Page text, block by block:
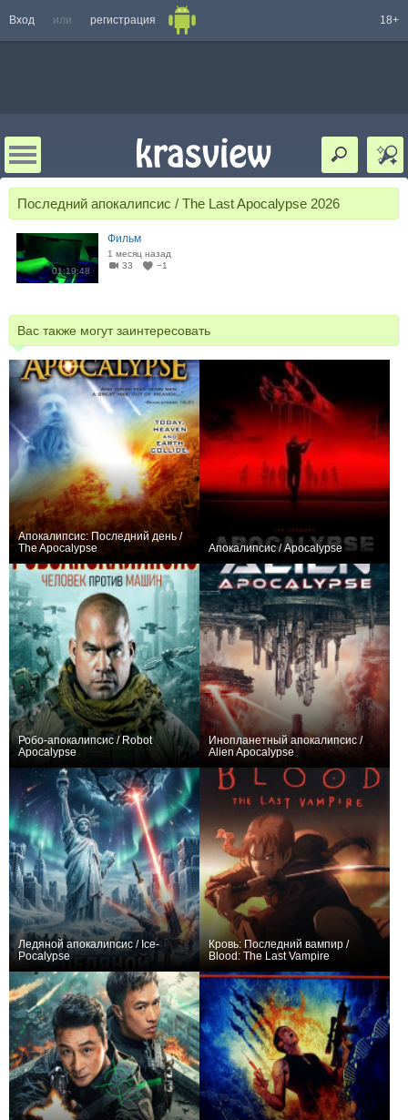
Вход или регистрация 18+
Последний апокалипсис / The Last Apocalypse 2026
01:19:48
Фильм
1 месяц назад
33
−1
Вас также могут заинтересовать
Апокалипсис: Последний день /
The Apocalypse
Апокалипсис / Apocalypse
Робо-апокалипсис / Robot
Apocalypse
Инопланетный апокалипсис /
Alien Apocalypse
Ледяной апокалипсис / Ice-
Pocalypse
Кровь: Последний вампир /
Blood: The Last Vampire